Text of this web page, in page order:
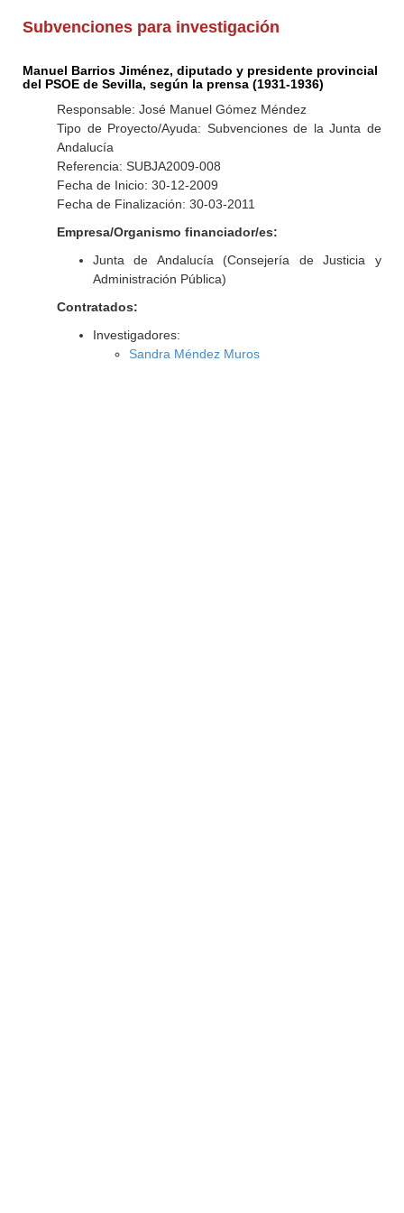
Subvenciones para investigación
Manuel Barrios Jiménez, diputado y presidente provincial
del PSOE de Sevilla, según la prensa (1931-1936)
Responsable: José Manuel Gómez Méndez
Tipo de Proyecto/Ayuda: Subvenciones de la Junta de
Andalucía
Referencia: SUBJA2009-008
Fecha de Inicio: 30-12-2009
Fecha de Finalización: 30-03-2011
Empresa/Organismo financiador/es:
Junta de Andalucía (Consejería de Justicia y
Administración Pública)
Contratados:
Investigadores:
Sandra Méndez Muros